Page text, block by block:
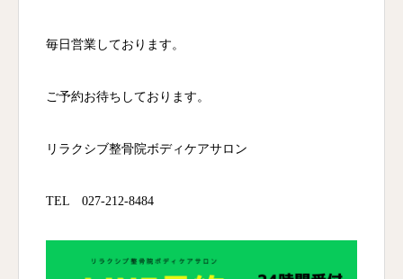
毎日営業しております。
ご予約お待ちしております。
リラクシブ整骨院ボディケアサロン
TEL 027-212-8484